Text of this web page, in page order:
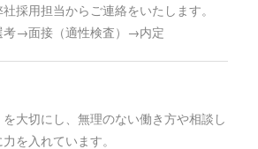
採用担当からご連絡をいたします。
考→面接（適性検査）→内定
を大切にし、無理のない働き方や相談し
を入れています。